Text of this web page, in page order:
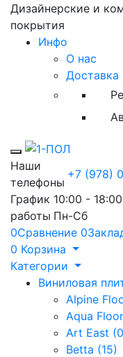
Дизайнерские и
покрытия
Инфо
О нас
Доставка
Toggle mobile menu
Наши
телефоны
+7 (978)
График
работы
10:00 - 18:00
Пн-Сб
0Сравнение 0
0 Корзина
Категории
Виниловая
Alpine
Aqua
Art East
Betta (15)